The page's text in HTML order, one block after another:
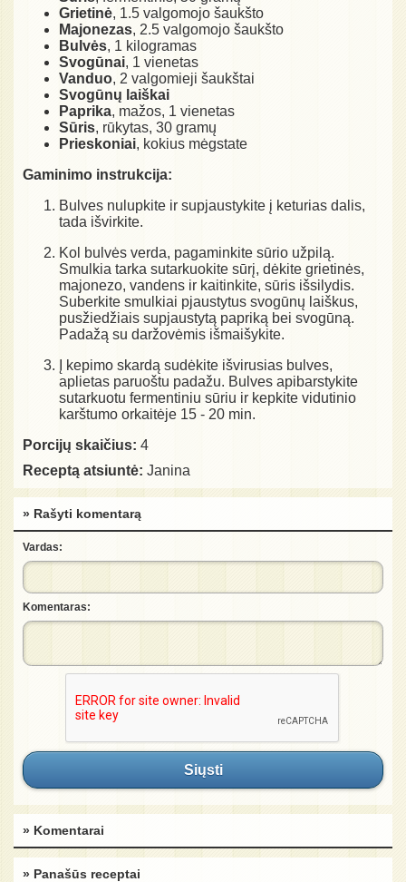
Grietinė, 1.5 valgomojo šaukšto
Majonezas, 2.5 valgomojo šaukšto
Bulvės, 1 kilogramas
Svogūnai, 1 vienetas
Vanduo, 2 valgomieji šaukštai
Svogūnų laiškai
Paprika, mažos, 1 vienetas
Sūris, rūkytas, 30 gramų
Prieskoniai, kokius mėgstate
Gaminimo instrukcija:
Bulves nulupkite ir supjaustykite į keturias dalis,
tada išvirkite.
Kol bulvės verda, pagaminkite sūrio užpilą.
Smulkia tarka sutarkuokite sūrį, dėkite grietinės,
majonezo, vandens ir kaitinkite, sūris išsilydis.
Suberkite smulkiai pjaustytus svogūnų laiškus,
pusžiedžiais supjaustytą papriką bei svogūną.
Padažą su daržovėmis išmaišykite.
Į kepimo skardą sudėkite išvirusias bulves,
aplietas paruoštu padažu. Bulves apibarstykite
sutarkuotu fermentiniu sūriu ir kepkite vidutinio
karštumo orkaitėje 15 - 20 min.
Porcijų skaičius: 4
Receptą atsiuntė: Janina
» Rašyti komentarą
Vardas:
Komentaras:
Siųsti
» Komentarai
» Panašūs receptai